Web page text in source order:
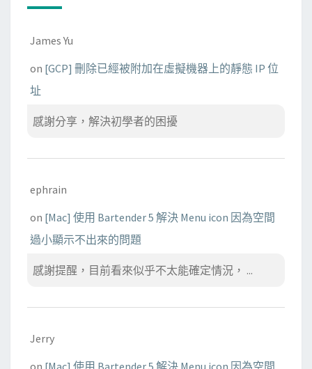
James Yu
on [GCP] 刪除已經被附加在虛擬機器上的靜態 IP 位
址
感謝分享，解決初學者的困擾
ephrain
on [Mac] 使用 Bartender 5 解決 Menu icon 因為空間
過小顯示不出來的問題
感謝提醒，目前看來似乎不太能確定情況， ...
Jerry
on [Mac] 使用 Bartender 5 解決 Menu icon 因為空間